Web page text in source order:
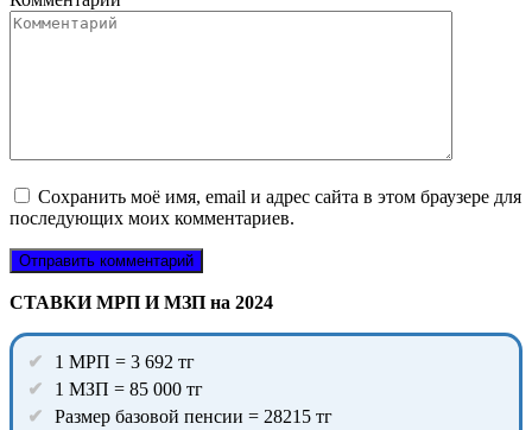
Сохранить моё имя, email и адрес сайта в этом браузере для
последующих моих комментариев.
СТАВКИ МРП И МЗП на 2024
1 МРП = 3 692 тг
1 МЗП = 85 000 тг
Размер базовой пенсии = 28215 тг